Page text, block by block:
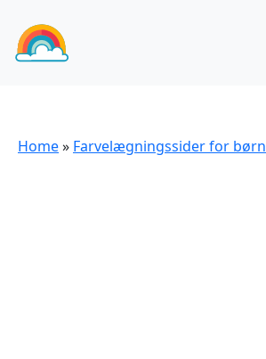
Home» Farvelægningssider for børn